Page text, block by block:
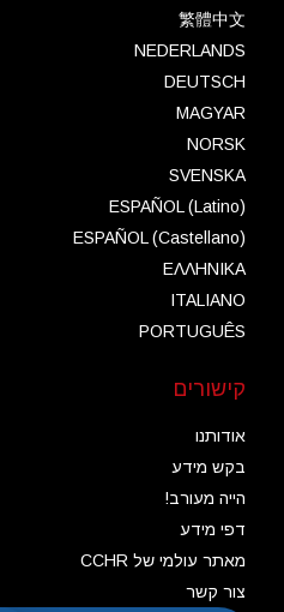
繁體中文
NEDERLANDS
DEUTSCH
MAGYAR
NORSK
SVENSKA
ESPAÑOL (Latino)
ESPAÑOL (Castellano)
ΕΛΛΗΝΙΚA
ITALIANO
PORTUGUÊS
קישורים
אודותנו
בקש מידע
הייה מעורב!
דפי מידע
מאתר עולמי של CCHR
צור קשר